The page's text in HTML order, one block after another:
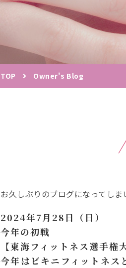
TOP Owner's Blog
お久しぶりのブログになってし
2024年7月28日（日）
今年の初戦
【東海フィットネス選手権
今年はビキニフィットネス